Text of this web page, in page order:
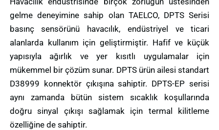
gelme deneyimine sahip olan TAELCO, DPTS Serisi
basınç sensörünü havacılık, endüstriyel ve ticari
alanlarda kullanım için geliştirmiştir. Hafif ve küçük
yapısıyla ağırlık ve yer kısıtlı uygulamalar için
mükemmel bir çözüm sunar. DPTS ürün ailesi standart
D38999 konnektör çıkışına sahiptir. DPTS-EP serisi
aynı zamanda bütün sistem sıcaklık koşullarında
doğru sinyal çıkışı sağlamak için termal kilitleme
özelliğine de sahiptir.